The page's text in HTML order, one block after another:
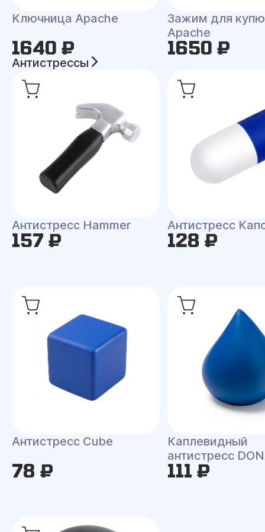
Ключница Apache
1640 ₽
Зажим для
Apache
1650 ₽
Антистрессы
Антистресс Hammer
157 ₽
Антистресс
128 ₽
Антистресс Сube
78 ₽
Каплевидный
антистресс
111 ₽